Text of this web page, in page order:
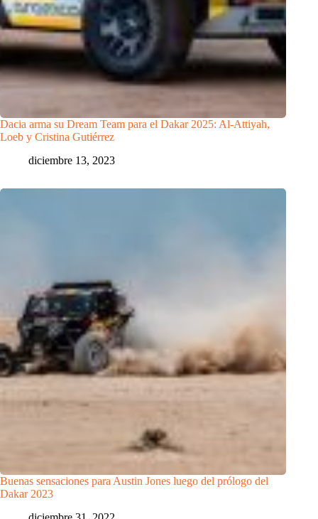
Dacia arma su Dream Team para el Dakar 2025: Al-Attiyah,
Loeb y Cristina Gutiérrez
diciembre 13, 2023
Buenas sensaciones para Austin Jones luego del prólogo del
Dakar 2023